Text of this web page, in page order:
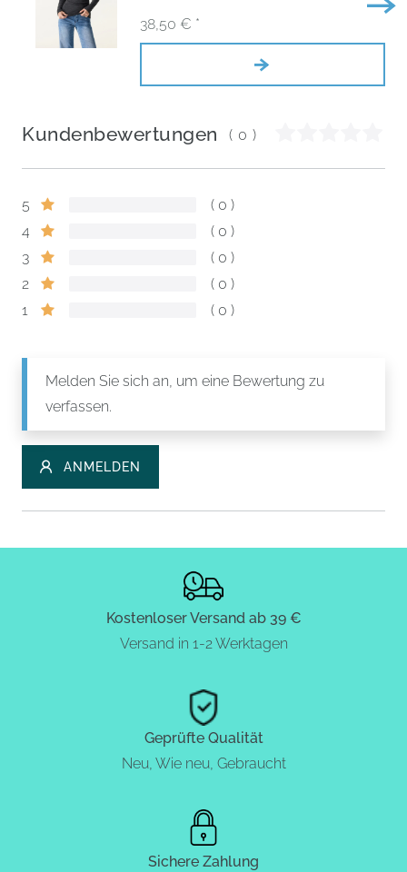
38,50 € *
Kundenbewertungen (0)
5
0
4
0
3
0
2
0
1
0
Melden Sie sich an, um eine Bewertung zu
verfassen.
ANMELDEN
Kostenloser Versand ab 39 €
Versand in 1-2 Werktagen
Geprüfte Qualität
Neu, Wie neu, Gebraucht
Sichere Zahlung